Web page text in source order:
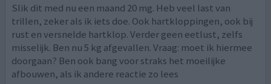
Slik dit med nu een maand 20 mg. Heb veel last van
trillen, zeker als ik iets doe. Ook hartkloppingen, ook bij
rust en versnelde hartklop. Verder geen eetlust, zelfs
misselijk. Ben nu 5 kg afgevallen. Vraag: moet ik hiermee
doorgaan? Ben ook bang voor straks het moeilijke
afbouwen, als ik andere reactie zo lees